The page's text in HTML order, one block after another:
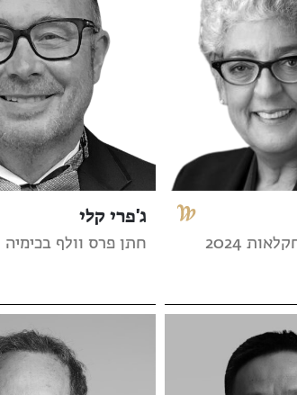
2024
ג'פרי קלי
חתן פרס וולף בכימיה 2023